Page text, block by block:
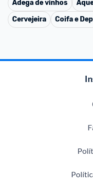
Adega de vinhos
Cervejeira
Coifa e